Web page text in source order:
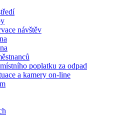
návštěv
poplatku za odpad
a kamery on-line